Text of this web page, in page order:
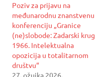
Poziv za prijavu na
međunarodnu znanstvenu
konferenciju „Granice
(ne)slobode: Zadarski krug
1966. Intelektualna
opozicija u totalitarnom
društvu“
27. ožujka 2026.